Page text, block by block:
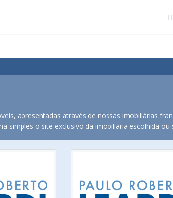
apresentadas através de nossas imobiliárias
simples o site exclusivo da imobiliária escolhida